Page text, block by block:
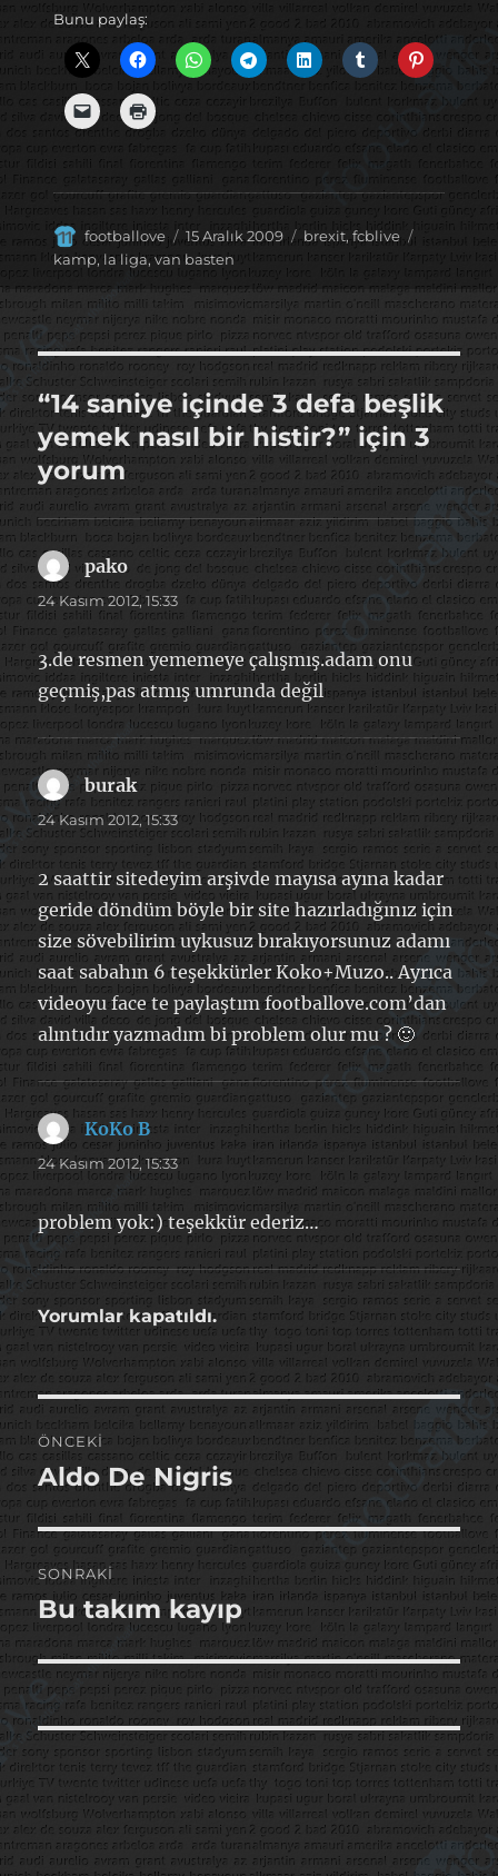
Bunu paylaş:
Yazar
footballove
Yayın
tarihi
15 Aralık 2009 Kategoriler
brexit, fcblive
kamp, la liga, van basten
“14 saniye içinde 3 defa beşlik
yemek nasıl bir histir?” için 3
yorum
pako dedi
ki:
24 Kasım 2012, 15:33
3.de resmen yememeye çalışmış.adam onu
geçmiş,pas atmış umrunda değil
burak dedi
ki:
24 Kasım 2012, 15:33
2 saattir sitedeyim arşivde mayısa ayına kadar
geride döndüm böyle bir site hazırladığınız için
size sövebilirim uykusuz bırakıyorsunuz adamı
saat sabahın 6 teşekkürler Koko+Muzo.. Ayrıca
videoyu face te paylaştım footballove.com’dan
alıntıdır yazmadım bi problem olur mu ? 🙂
KoKo B dedi
ki:
24 Kasım 2012, 15:33
problem yok:) teşekkür ederiz…
Yorumlar kapatıldı.
Yazı
gezinmesi
ÖNCEKI
Önceki
yazı:
Aldo De Nigris
SONRAKI
Sonraki
yazı:
Bu takım kayıp